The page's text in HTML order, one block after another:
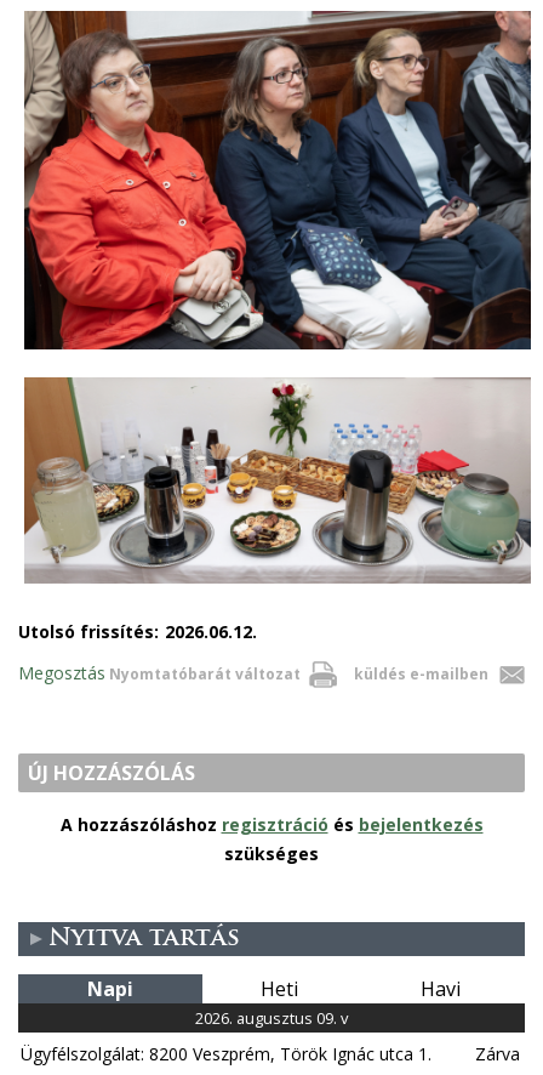
Utolsó frissítés: 2026.06.12.
Nyomtatóbarát változat küldés e-mailben
Megosztás
ÚJ HOZZÁSZÓLÁS
A hozzászóláshoz regisztráció és bejelentkezés
szükséges
Nyitva tartás
Napi Heti Havi
2026. augusztus 09. v
Ügyfélszolgálat: 8200 Veszprém, Török Ignác utca 1.
Zárva